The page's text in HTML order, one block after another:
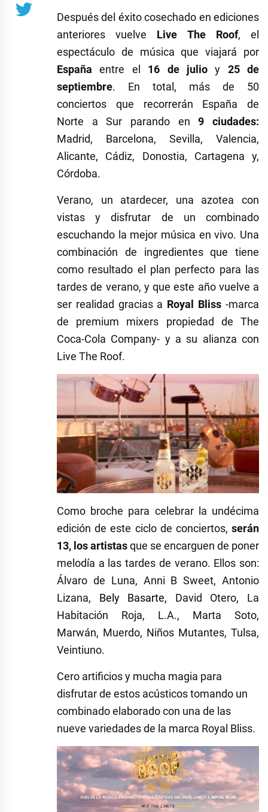
Después del éxito cosechado en ediciones
anteriores vuelve Live The Roof, el
espectáculo de música que viajará por
España entre el 16 de julioy 25 de
septiembre. En total, más de 50
conciertos que recorrerán España de
Norte a Sur parando en9 ciudades:
Madrid, Barcelona, Sevilla, Valencia,
Alicante, Cádiz, Donostia, Cartagena y,
Córdoba.
Verano, un atardecer, una azotea con
vistas y disfrutar de un combinado
escuchando la mejor música en vivo. Una
combinación de ingredientes que tiene
como resultado el plan perfecto para las
tardes de verano, y que este año vuelve a
ser realidad gracias a Royal Bliss -marca
de premium mixers propiedad de The
Coca-Cola Company- y a su alianza con
Live The Roof.
Como broche para celebrar la undécima
edición de este ciclo de conciertos, serán
13, los artistasque se encarguen de poner
melodía a las tardes de verano. Ellos son:
Álvaro de Luna, Anni B Sweet, Antonio
Lizana, Bely Basarte, David Otero, La
Habitación Roja, L.A., Marta Soto,
Marwán, Muerdo, Niños Mutantes, Tulsa,
Veintiuno.
Cero artificios y mucha magia para
disfrutar de estos acústicos tomando un
combinado elaborado con una de las
nueve variedades de la marca Royal Bliss.